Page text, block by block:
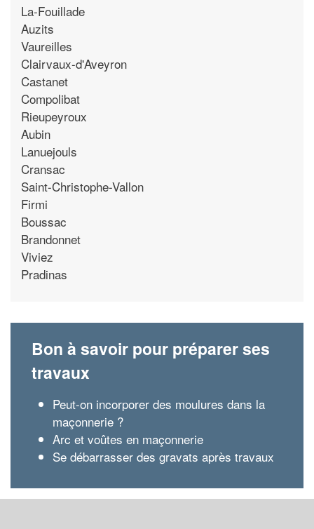
La-Fouillade
Auzits
Vaureilles
Clairvaux-d'Aveyron
Castanet
Compolibat
Rieupeyroux
Aubin
Lanuejouls
Cransac
Saint-Christophe-Vallon
Firmi
Boussac
Brandonnet
Viviez
Pradinas
Bon à savoir pour préparer ses
travaux
Peut-on incorporer des moulures dans la
maçonnerie ?
Arc et voûtes en maçonnerie
Se débarrasser des gravats après travaux